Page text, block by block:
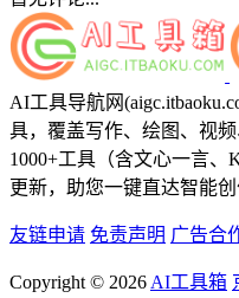
AI工具导航网
具，覆盖写作、绘图、视
1000+工具（含文心一言
更新，助您一键直达智能创
友链申请 免责声明 广告合
Copyright © 2026 AI工具箱